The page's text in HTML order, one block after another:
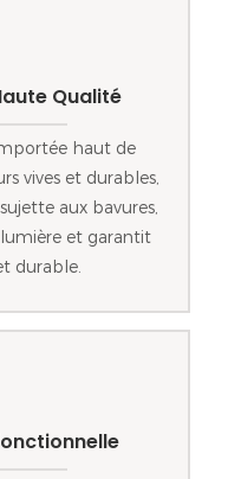
Qualité
haut de
vives et durables,
aux bavures,
et garantit
durable.